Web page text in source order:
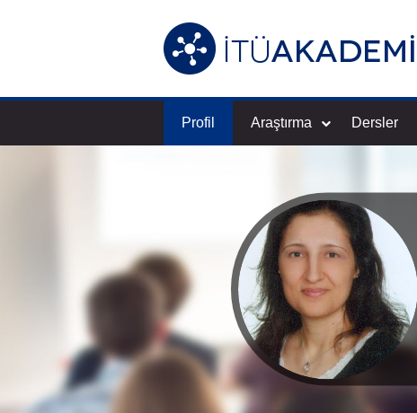
Profil Araştırma Dersler